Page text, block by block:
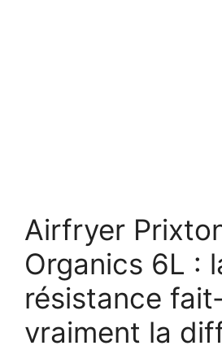
Airfryer
Organics 6L :
résistance
vraiment la